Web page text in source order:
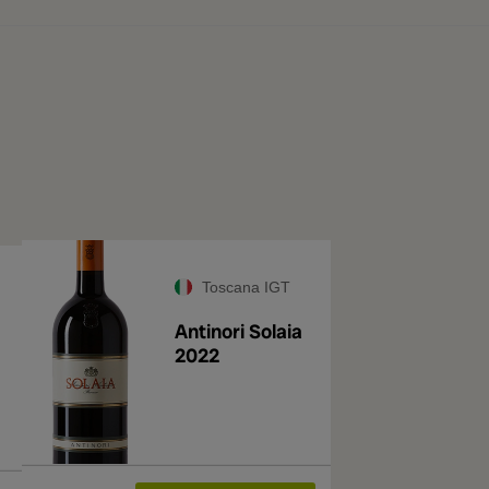
Toscana IGT
Antinori Solaia
2022